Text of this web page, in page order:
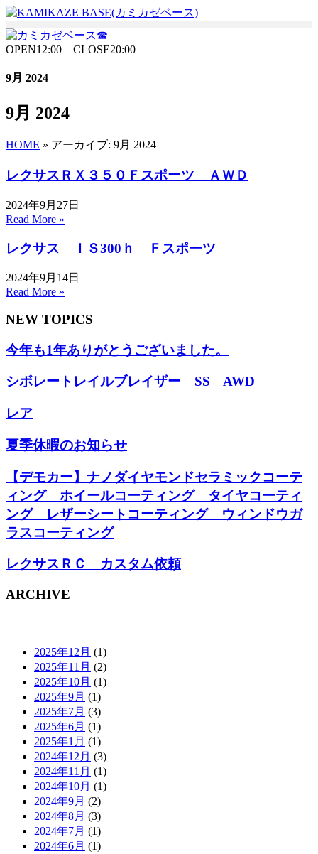
Skip
the
content
OPEN12:00 CLOSE20:00
9月 2024
9月 2024
HOME » アーカイブ: 9月 2024
レクサスＲＸ３５０Ｆスポーツ ＡＷＤ
2024年9月27日
Read More »
レクサス ＩＳ300ｈ Ｆスポーツ
2024年9月14日
Read More »
NEW TOPICS
今年も1年ありがとうございました。
シボレートレイルブレイザー SS AWD
レア
夏季休暇のお知らせ
【デモカー】ナノダイヤモンドセラミックコーテ
ィング ホイールコーティング タイヤコーティ
ング レザーシートコーティング ウィンドウガ
ラスコーティング
レクサスＲＣ カスタム依頼
ARCHIVE
2025年12月 (1)
2025年11月 (2)
2025年10月 (1)
2025年9月 (1)
2025年7月 (3)
2025年6月 (1)
2025年1月 (1)
2024年12月 (3)
2024年11月 (1)
2024年10月 (1)
2024年9月 (2)
2024年8月 (3)
2024年7月 (1)
2024年6月 (1)